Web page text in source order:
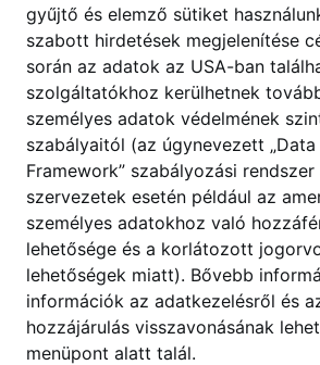
gyűjtő és elemző sütiket
szabott hirdetések megjelenítése
során az adatok az USA-ban
szolgáltatókhoz kerülhetnek
személyes adatok védelmének
szabályaitól (az úgynevezett
Framework” szabályozási
szervezetek esetén például az
személyes adatokhoz való
lehetősége és a korlátozott
lehetőségek miatt). Bővebb
információk az adatkezelésről és
hozzájárulás visszavonásának
menüpont alatt talál.